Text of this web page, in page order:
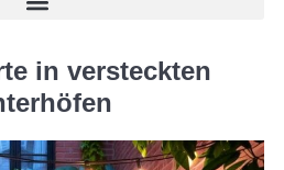
in versteckten